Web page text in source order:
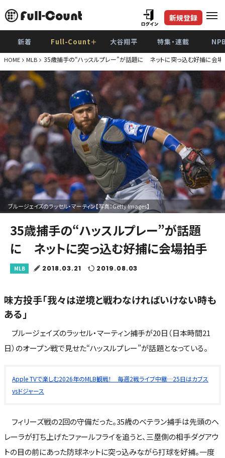
新規登録
新着 Full-Count＋ 大谷翔平 特集・連載
HOME MLB 35歳捕手の“ハッスルプレー”が話題に ネットに突っ込む好捕に会
ブルージェイズのラッセル・マーティン【写真：Getty Images】
35歳捕手の“ハッスルプレー”が話題
に ネットに突っ込む好捕に会場拍手
MLB 2018.03.21 2019.08.03
味方投手「我々は逆境と戦わなければいけない時も
ある」
ブルージェイズのラッセル・マーティン捕手が20日（日本時間21
日）のオープン戦で見せた“ハッスルプレー”が話題となっている。
Apple TVで楽しむ2026年のMLB観戦！ 毎週2戦ライブ中継…25日はカブス
vsドジャース
フィリーズ戦の2回の守備だった。35歳のベテラン捕手は先頭のヘ
レーラが打ち上げたファールフライを追うと、三塁側の相手ダグアウ
トの目の前にあった防球ネットに突っ込みながら打球を好捕。一度